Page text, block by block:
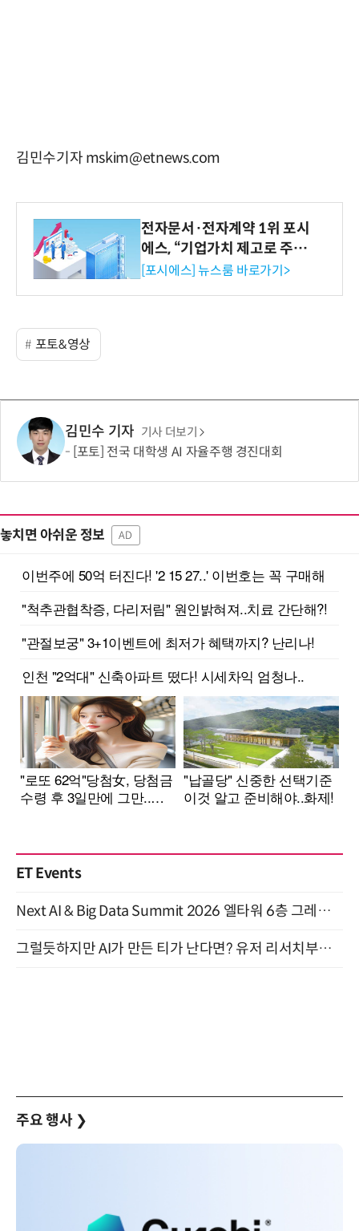
김민수기자 mskim@etnews.com
전자문서·전자계약 1위 포시
에스, “기업가치 제고로 주주
환원 강화” 계획 공시
[포시에스] 뉴스룸 바로가기>
포토&영상
김민수 기자 기사 더보기
[포토] 전국 대학생 AI 자율주행 경진대회
놓치면 아쉬운 정보 AD
ET Events
Next AI & Big Data Summit 2026 엘타워 6층 그레이스홀 개최 (9/18)
그럴듯하지만 AI가 만든 티가 난다면? 유저 리서치부터 배포까지! (9/15)
주요 행사 ❯